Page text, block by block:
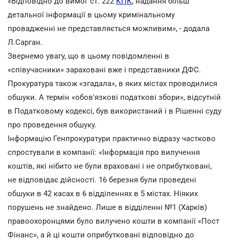
детальної інформації в цьому кримінальному
провадженні не представляється можливим», - додала
Л.Сарган.
Звернемо увагу, що в цьому повідомленні в
«співучасники» зараховані вже і представники ДФС.
Прокуратура також «згадала», в яких містах проводилися
обшуки. А термін «обов'язкові податкові збори», відсутній
в Податковому кодексі, був використаний і в Рішенні суду
про проведення обшуку.
Інформацію Генпрокуратури практично відразу частково
спростували в компанії: «Інформація про вилучення
коштів, які нібито не були враховані і не оприбутковані,
не відповідає дійсності. 16 березня були проведені
обшуки в 42 касах в 6 відділеннях в 5 містах. Ніяких
порушень не знайдено. Лише в відділенні №1 (Харків)
правоохоронцями було вилучено кошти в компанії «Пост
Фінанс», а й ці кошти оприбутковані відповідно до